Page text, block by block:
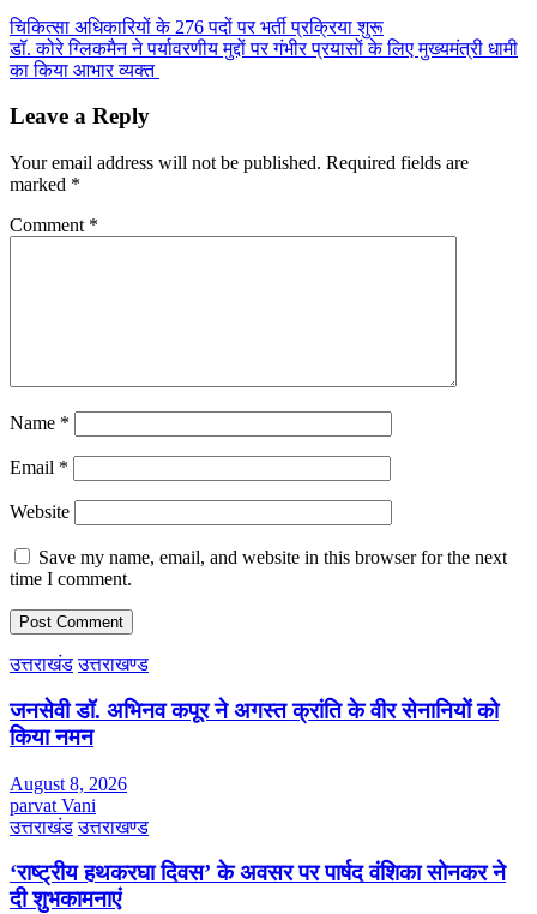
चिकित्सा अधिकारियों के 276 पदों पर भर्ती प्रक्रिया शुरू
डॉ. कोरे ग्लिकमैन ने पर्यावरणीय मुद्दों पर गंभीर प्रयासों के लिए मुख्यमंत्री धामी
का किया आभार व्यक्त
Leave a Reply
Your email address will not be published. Required fields are
marked *
Comment *
Name *
Email *
Website
Save my name, email, and website in this browser for the next
time I comment.
उत्तराखंड उत्तराखण्ड
जनसेवी डॉ. अभिनव कपूर ने अगस्त क्रांति के वीर सेनानियों को
किया नमन
August 8, 2026
parvat Vani
उत्तराखंड उत्तराखण्ड
‘राष्ट्रीय हथकरघा दिवस’ के अवसर पर पार्षद वंशिका सोनकर ने
दी शुभकामनाएं